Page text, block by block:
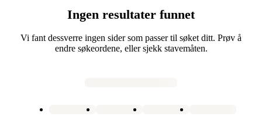
Ingen resultater funnet
Vi fant dessverre ingen sider som passer til søket ditt. Prøv å
endre søkeordene, eller sjekk stavemåten.